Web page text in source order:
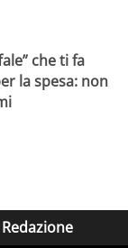
che ti fa
la spesa: non
Redazione